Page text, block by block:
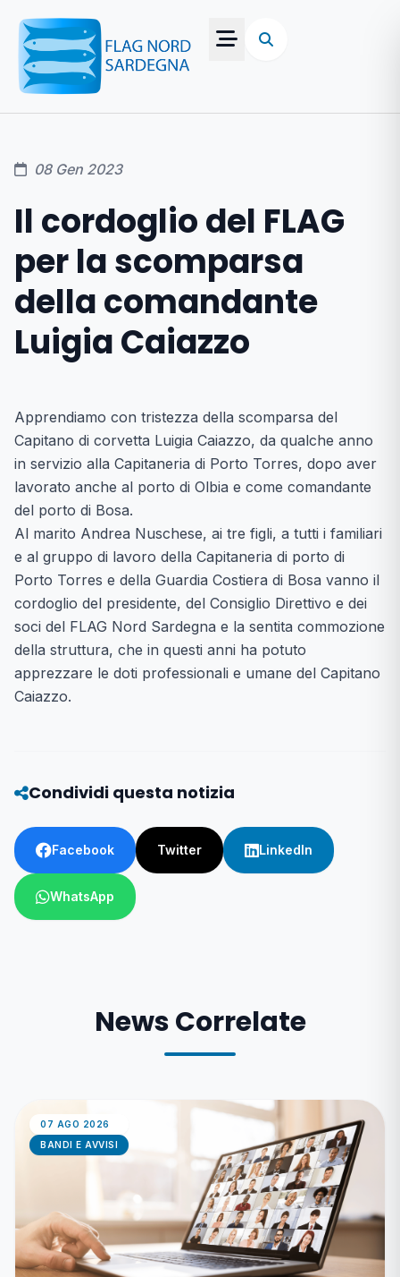
08 Gen 2023
Il cordoglio del FLAG
per la scomparsa
della comandante
Luigia Caiazzo
Apprendiamo con tristezza della scomparsa del
Capitano di corvetta Luigia Caiazzo, da qualche anno
in servizio alla Capitaneria di Porto Torres, dopo aver
lavorato anche al porto di Olbia e come comandante
del porto di Bosa.
Al marito Andrea Nuschese, ai tre figli, a tutti i familiari
e al gruppo di lavoro della Capitaneria di porto di
Porto Torres e della Guardia Costiera di Bosa vanno il
cordoglio del presidente, del Consiglio Direttivo e dei
soci del FLAG Nord Sardegna e la sentita commozione
della struttura, che in questi anni ha potuto
apprezzare le doti professionali e umane del Capitano
Caiazzo.
Condividi questa notizia
Facebook Twitter LinkedIn
WhatsApp
News Correlate
07 AGO 2026
BANDI E AVVISI